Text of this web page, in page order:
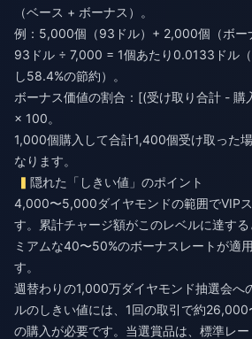
（ベース + ボーナス）。
例：5,000個（93ドル）+ 2,000個（ボー
93ドル ÷ 7,000 = 1個あたり0.0133ドル
し58.4%の節約）。
ボーナス価値の割合：[(受け取り合計 - 購
× 100。
1,000個購入して合計1,400個受け取った
なります。
隠れた「しきい値」のポイント
4,000〜5,000ダイヤモンドの範囲でVIP
す。累計チャージ額がこのレベルに達す
ミアムな40〜50%のボーナスレートが適
す。
週替わりの1,000万ダイヤモンド抽選会へ
ルのしきい値には、1回の取引で約
の購入が必要です。当選賞品は、標準レ